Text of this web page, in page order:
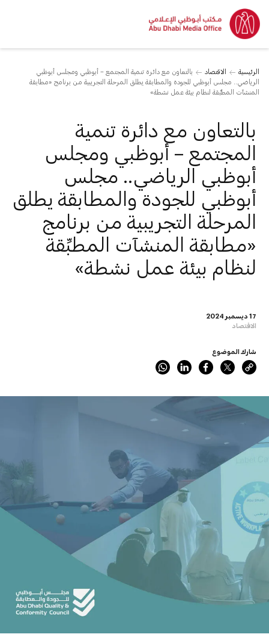
الرئيسية الاقتصاد
بالتعاون مع دائرة تنمية المجتمع – أبوظبي ومجلس أبوظبي
الرياضي.. مجلس أبوظبي للجودة والمطابقة يطلق المرحلة التجريبية من برنامج «مطابقة
المنشآت المطبِّقة لنظام بيئة عمل نشطة»
17 ديسمبر 2024
الاقتصاد
بالتعاون مع دائرة تنمية
المجتمع – أبوظبي ومجلس
أبوظبي الرياضي.. مجلس
أبوظبي للجودة والمطابقة يطلق
المرحلة التجريبية من برنامج
«مطابقة المنشآت المطبِّقة
لنظام بيئة عمل نشطة»
شارك الموضوع